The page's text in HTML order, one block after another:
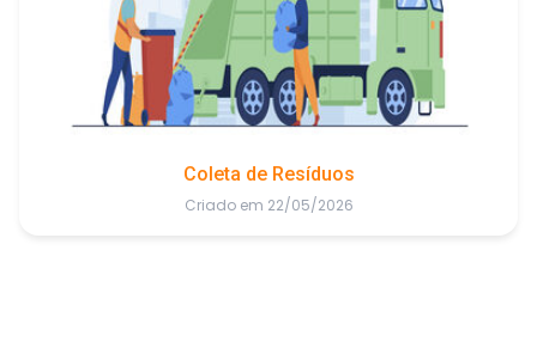
Coleta de Resíduos
Criado em 22/05/2026